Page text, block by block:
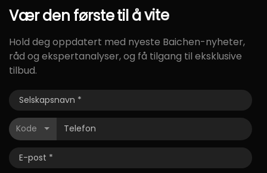
Værden førstetilåvite
Hold deg oppdatert med nyeste Baichen-nyheter,
råd og ekspertanalyser, og få tilgang til eksklusive
tilbud.
Kode